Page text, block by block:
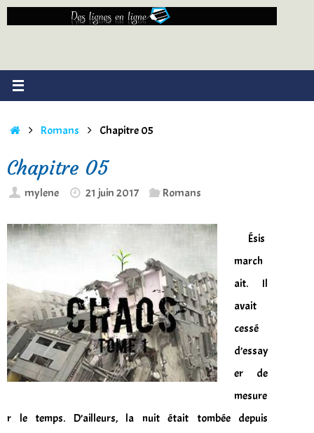
Passer
AccueilRomans Chapitre 05
Chapitre 05
mylene 21 juin 2017 Romans
Ésis
march
ait. Il
avait
cessé
d’essay
er de
mesure
r le temps. D’ailleurs, la nuit était tombée depuis